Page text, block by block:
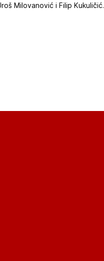
Milovanović i Filip Kukuličić.